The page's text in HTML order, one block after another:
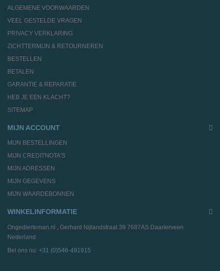
ALGEMENE VOORWAARDEN
VEEL GESTELDE VRAGEN
PRIVACY VERKLARING
ZICHTTERMIJN & RETOURNEREN
BESTELLEN
BETALEN
GARANTIE & REPARATIE
HEB JE EEN KLACHT?
SITEMAP
MIJN ACCOUNT
MIJN BESTELLINGEN
MIJN CREDITNOTA'S
MIJN ADRESSEN
MIJN GEGEVENS
MIJN WAARDEBONNEN
WINKELINFORMATIE
Ongedierteman.nl , Gerhard Nijlandstraat 39 7687AS Daarlerveen
Nederland
Bel ons nu: +31 (0)546-491915